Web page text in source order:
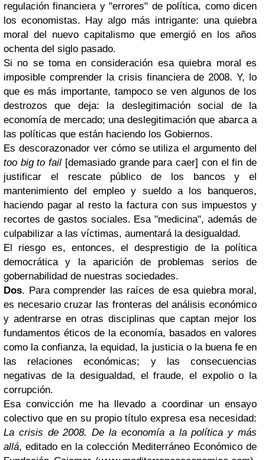
regulación financiera y "errores" de política, como dicen
los economistas. Hay algo más intrigante: una quiebra
moral del nuevo capitalismo que emergió en los años
ochenta del siglo pasado.
Si no se toma en consideración esa quiebra moral es
imposible comprender la crisis financiera de 2008. Y, lo
que es más importante, tampoco se ven algunos de los
destrozos que deja: la deslegitimación social de la
economía de mercado; una deslegitimación que abarca a
las políticas que están haciendo los Gobiernos.
Es descorazonador ver cómo se utiliza el argumento del
too big to fail [demasiado grande para caer] con el fin de
justificar el rescate público de los bancos y el
mantenimiento del empleo y sueldo a los banqueros,
haciendo pagar al resto la factura con sus impuestos y
recortes de gastos sociales. Esa "medicina", además de
culpabilizar a las víctimas, aumentará la desigualdad.
El riesgo es, entonces, el desprestigio de la política
democrática y la aparición de problemas serios de
gobernabilidad de nuestras sociedades.
Dos. Para comprender las raíces de esa quiebra moral,
es necesario cruzar las fronteras del análisis económico
y adentrarse en otras disciplinas que captan mejor los
fundamentos éticos de la economía, basados en valores
como la confianza, la equidad, la justicia o la buena fe en
las relaciones económicas; y las consecuencias
negativas de la desigualdad, el fraude, el expolio o la
corrupción.
Esa convicción me ha llevado a coordinar un ensayo
colectivo que en su propio título expresa esa necesidad:
La crisis de 2008. De la economía a la política y más
allá, editado en la colección Mediterráneo Económico de